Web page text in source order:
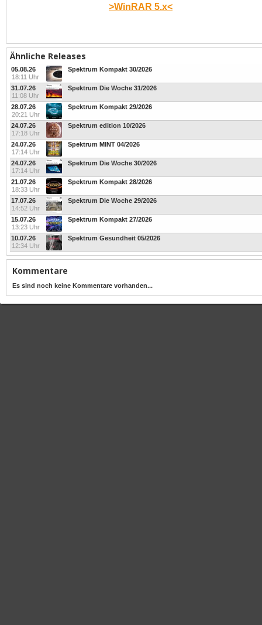
>WinRAR 5.x<
Ähnliche Releases
05.08.26
18:11 Uhr
Spektrum Kompakt 30/2026
31.07.26
11:08 Uhr
Spektrum Die Woche 31/2026
28.07.26
20:21 Uhr
Spektrum Kompakt 29/2026
24.07.26
17:18 Uhr
Spektrum edition 10/2026
24.07.26
17:14 Uhr
Spektrum MINT 04/2026
24.07.26
17:14 Uhr
Spektrum Die Woche 30/2026
21.07.26
18:33 Uhr
Spektrum Kompakt 28/2026
17.07.26
14:52 Uhr
Spektrum Die Woche 29/2026
15.07.26
13:23 Uhr
Spektrum Kompakt 27/2026
10.07.26
12:34 Uhr
Spektrum Gesundheit 05/2026
Kommentare
Es sind noch keine Kommentare vorhanden...